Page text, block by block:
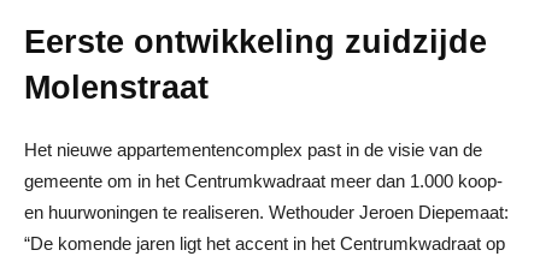
Eerste ontwikkeling zuidzijde
Molenstraat
Het nieuwe appartementencomplex past in de visie van de
gemeente om in het Centrumkwadraat meer dan 1.000 koop-
en huurwoningen te realiseren. Wethouder Jeroen Diepemaat:
“De komende jaren ligt het accent in het Centrumkwadraat op